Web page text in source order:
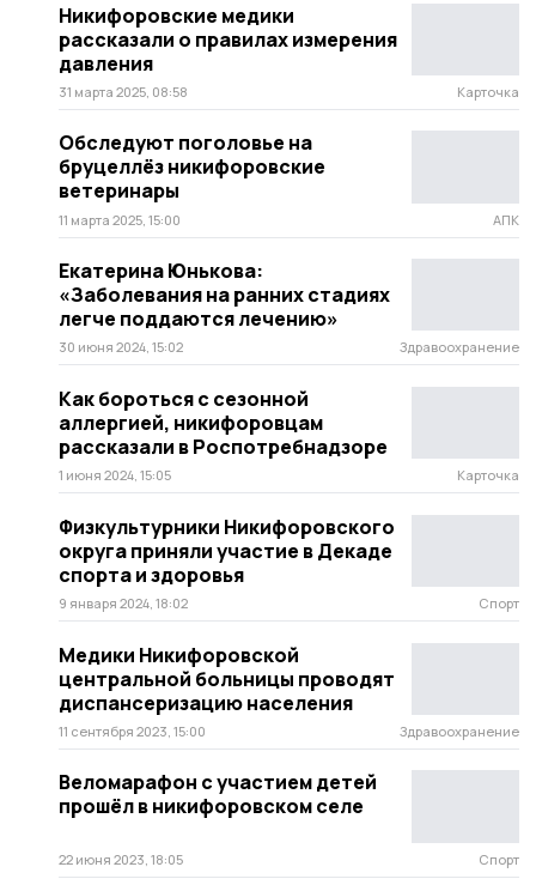
Никифоровские медики
рассказали о правилах измерения
давления
31 марта 2025, 08:58 Карточка
Обследуют поголовье на
бруцеллёз никифоровские
ветеринары
11 марта 2025, 15:00 АПК
Екатерина Юнькова:
«Заболевания на ранних стадиях
легче поддаются лечению»
30 июня 2024, 15:02 Здравоохранение
Как бороться с сезонной
аллергией, никифоровцам
рассказали в Роспотребнадзоре
1 июня 2024, 15:05 Карточка
Физкультурники Никифоровского
округа приняли участие в Декаде
спорта и здоровья
9 января 2024, 18:02 Спорт
Медики Никифоровской
центральной больницы проводят
диспансеризацию населения
11 сентября 2023, 15:00 Здравоохранение
Веломарафон с участием детей
прошёл в никифоровском селе
22 июня 2023, 18:05 Спорт